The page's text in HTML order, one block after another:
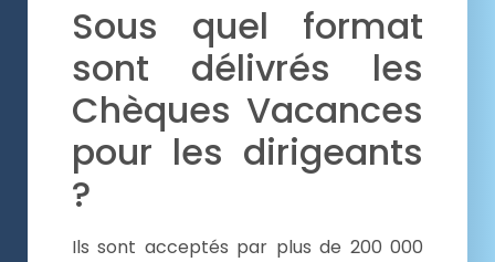
Sous quel format
sont délivrés les
Chèques Vacances
pour les dirigeants
?
Ils sont acceptés par plus de 200 000